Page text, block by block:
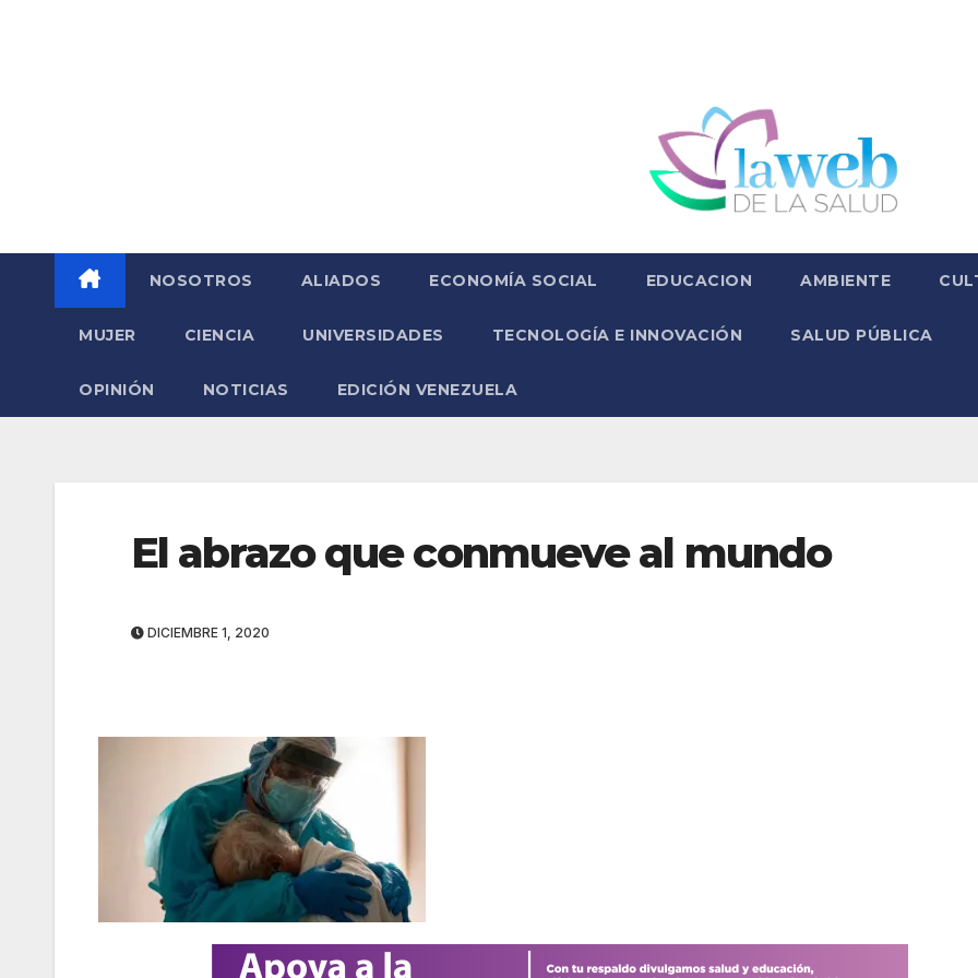
NOSOTROS ALIADOS ECONOMÍA SOCIAL EDUCACION AMBIENTE
MUJER CIENCIA UNIVERSIDADES TECNOLOGÍA E INNOVACIÓN SALUD PÚBLICA
OPINIÓN NOTICIAS EDICIÓN VENEZUELA
El abrazo que conmueve al mundo
DICIEMBRE 1, 2020